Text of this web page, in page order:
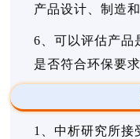
产品设计、制造
6、可以评估产品
是否符合环保要
1、中析研究所接